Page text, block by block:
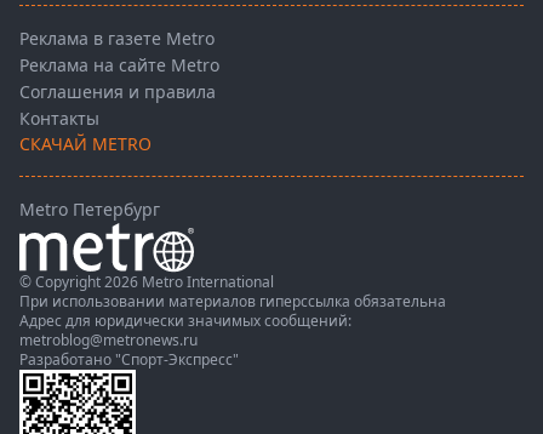
Реклама в газете Metro
Реклама на сайте Metro
Соглашения и правила
Контакты
СКАЧАЙ METRO
Metro Петербург
© Copyright 2026 Metro International
При использовании материалов гиперссылка обязательна
Адрес для юридически значимых сообщений:
metroblog@metronews.ru
Разработано "Спорт-Экспресс"